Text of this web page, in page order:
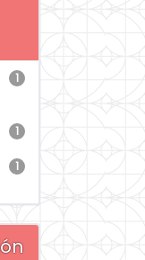
1
1
1